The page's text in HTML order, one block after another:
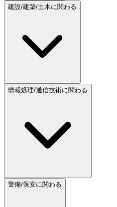
建設/建築/土木に関わる
情報処理/通信技術に関わる
警備/保安に関わる